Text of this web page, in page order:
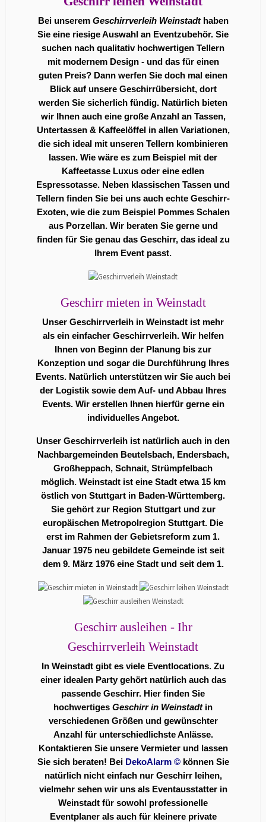
Bei unserem Geschirrverleih Weinstadthaben
Sie eine riesige Auswahl an Eventzubehör. Sie
suchen nach qualitativ hochwertigen Tellern
mit modernem Design - und das für einen
guten Preis? Dann werfen Sie doch mal einen
Blick auf unsere Geschirrübersicht, dort
werden Sie sicherlich fündig. Natürlich bieten
wir Ihnen auch eine große Anzahl an Tassen,
Untertassen & Kaffeelöffel in allen Variationen,
die sich ideal mit unseren Tellern kombinieren
lassen. Wie wäre es zum Beispiel mit der
Kaffeetasse Luxus oder eine edlen
Espressotasse. Neben klassischen Tassen und
Tellern finden Sie bei uns auch echte Geschirr-
Exoten, wie die zum Beispiel Pommes Schalen
aus Porzellan. Wir beraten Sie gerne und
finden für Sie genau das Geschirr, das ideal zu
Ihrem Event passt.
Geschirr mieten in Weinstadt
Unser Geschirrverleih in Weinstadt ist mehr
als ein einfacher Geschirrverleih. Wir helfen
Ihnen von Beginn der Planung bis zur
Konzeption und sogar die Durchführung Ihres
Events. Natürlich unterstützen wir Sie auch bei
der Logistik sowie dem Auf- und Abbau Ihres
Events. Wir erstellen Ihnen hierfür gerne ein
individuelles Angebot.
Unser Geschirrverleih ist natürlich auch in den
Nachbargemeinden Beutelsbach, Endersbach,
Großheppach, Schnait, Strümpfelbach
möglich. Weinstadt ist eine Stadt etwa 15 km
östlich von Stuttgart in Baden-Württemberg.
Sie gehört zur Region Stuttgart und zur
europäischen Metropolregion Stuttgart. Die
erst im Rahmen der Gebietsreform zum 1.
Januar 1975 neu gebildete Gemeinde ist seit
dem 9. März 1976 eine Stadt und seit dem 1.
Geschirr ausleihen - Ihr
Geschirrverleih Weinstadt
In Weinstadt gibt es viele Eventlocations. Zu
einer idealen Party gehört natürlich auch das
passende Geschirr. Hier finden Sie
hochwertiges Geschirr in Weinstadtin
verschiedenen Größen und gewünschter
Anzahl für unterschiedlichste Anlässe.
Kontaktieren Sie unsere Vermieter und lassen
Sie sich beraten! Bei DekoAlarm ©können Sie
natürlich nicht einfach nur Geschirr leihen,
vielmehr sehen wir uns als Eventausstatter in
Weinstadt für sowohl professionelle
Eventplaner als auch für kleinere private